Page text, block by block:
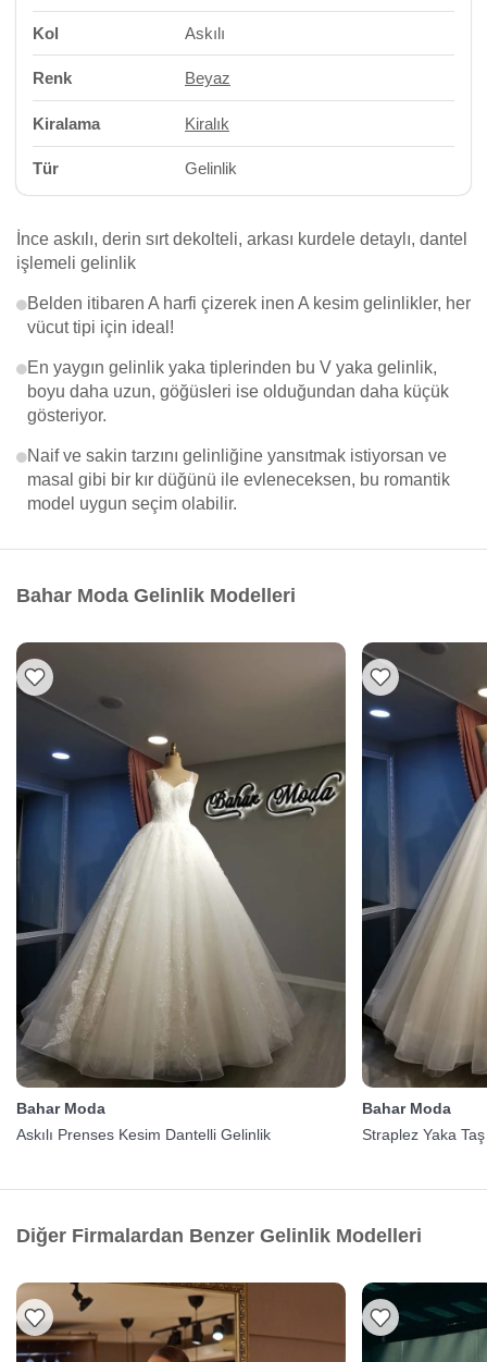
Kol Askılı
Renk Beyaz
Kiralama Kiralık
Tür Gelinlik
İnce askılı, derin sırt dekolteli, arkası kurdele detaylı, dantel
işlemeli gelinlik
Belden itibaren A harfi çizerek inen A kesim gelinlikler, her
vücut tipi için ideal!
En yaygın gelinlik yaka tiplerinden bu V yaka gelinlik,
boyu daha uzun, göğüsleri ise olduğundan daha küçük
gösteriyor.
Naif ve sakin tarzını gelinliğine yansıtmak istiyorsan ve
masal gibi bir kır düğünü ile evleneceksen, bu romantik
model uygun seçim olabilir.
Bahar Moda Gelinlik Modelleri
Bahar Moda
Askılı Prenses Kesim Dantelli Gelinlik
Bahar Moda
Straplez Yaka
Diğer Firmalardan Benzer Gelinlik Modelleri